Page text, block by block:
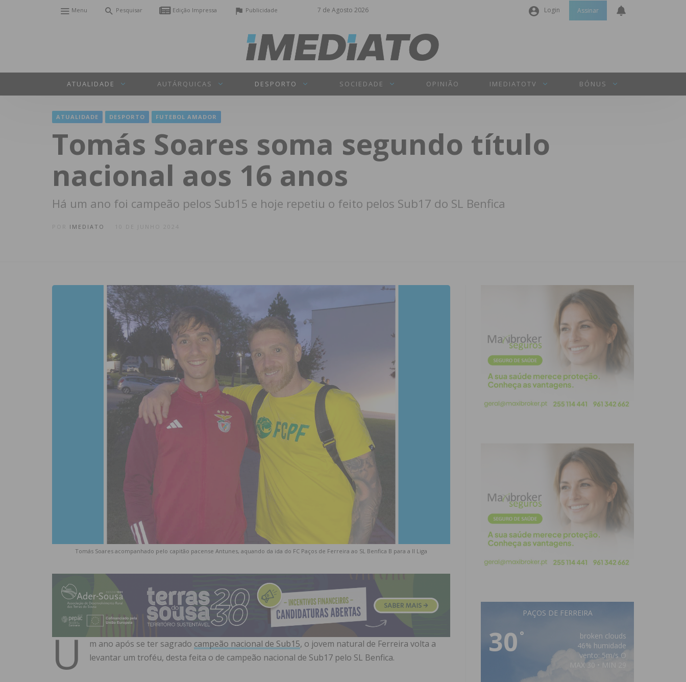
7 de Agosto 2026
Menu Pesquisar Edição Impressa Publicidade Login
Senha
Assinar
ATUALIDADE AUTÁRQUICAS DESPORTO SOCIEDADE OPINIÃO IMEDIATOTV BÓNUS
ATUALIDADE DESPORTO FUTEBOL AMADOR
Tomás Soares soma segundo título
nacional aos 16 anos
Há um ano foi campeão pelos Sub15 e hoje repetiu o feito pelos Sub17 do SL Benfica
IMEDIATO 10 DE JUNHO 2024
Tomás Soares acompanhado pelo capitão pacense Antunes, aquando da ida do FC Paços de Ferreira ao SL Benfica B para a II Liga
U m ano após se ter sagrado campeão nacional de Sub15, o jovem natural de Ferreira volta a
levantar um troféu, desta feita o de campeão nacional de Sub17 pelo SL Benfica.
PAÇOS DE FERREIRA
30 °
broken clouds
46% humidade
vento: 5m/s O
MAX 30 • MIN 29